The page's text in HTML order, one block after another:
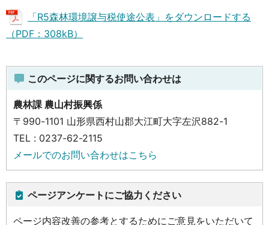
「R5森林環境譲与税使途公表」をダウンロードする
（PDF：308kB）
このページに関するお問い合わせは
農林課 農山村振興係
〒990-1101 山形県西村山郡大江町大字左沢882-1
TEL : 0237-62-2115
メールでのお問い合わせはこちら
ページアンケートにご協力ください
ページ内容改善の参考とするためにご意見をいただいて